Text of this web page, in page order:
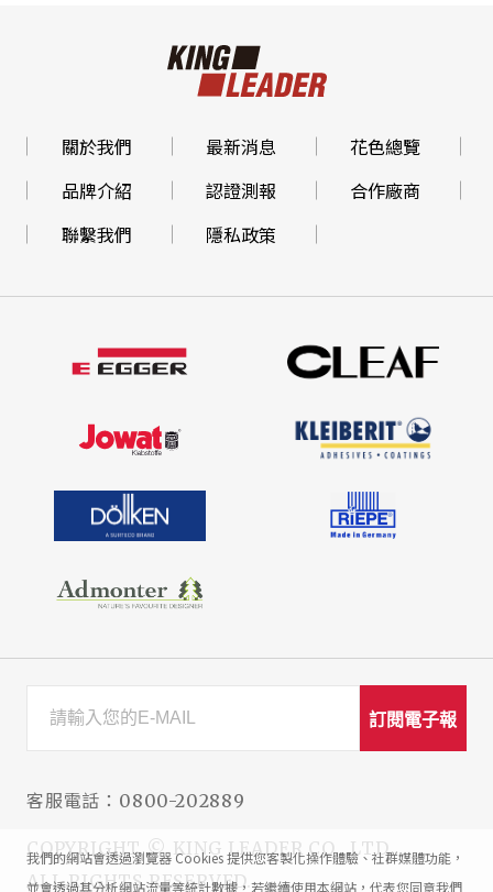
關於我們 最新消息
花色總覽
品牌介紹
認證測報
合作廠商
聯繫我們
隱私政策
訂閱電子報
客服電話： 0800-202889
COPYRIGHT © KING LEADER CO., LTD.
ALL RIGHTS RESERVED.
我們的網站會透過瀏覽器 Cookies 提供您客製化操作體驗、社群媒體功能，
並會透過其分析網站流量等統計數據，若繼續使用本網站，代表您同意我們